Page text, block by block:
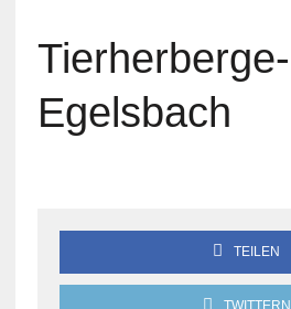
Tierherberge-
Egelsbach
TEILEN
TWITTERN